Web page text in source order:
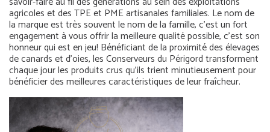
agricoles et des TPE et PME artisanales familiales. Le nom de
la marque est très souvent le nom de la famille, c’est un fort
engagement à vous offrir la meilleure qualité possible, c’est son
honneur qui est en jeu! Bénéficiant de la proximité des élevages
de canards et d’oies, les Conserveurs du Périgord transforment
chaque jour les produits crus qu’ils trient minutieusement pour
bénéficier des meilleures caractéristiques de leur fraîcheur.